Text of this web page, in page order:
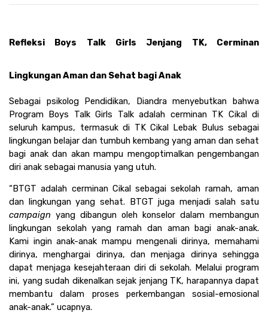
Refleksi Boys Talk Girls Jenjang TK, Cerminan
Lingkungan Aman dan Sehat bagi Anak
Sebagai psikolog Pendidikan, Diandra menyebutkan bahwa
Program Boys Talk Girls Talk adalah cerminan TK Cikal di
seluruh kampus, termasuk di TK Cikal Lebak Bulus sebagai
lingkungan belajar dan tumbuh kembang yang aman dan sehat
bagi anak dan akan mampu mengoptimalkan pengembangan
diri anak sebagai manusia yang utuh.
“BTGT adalah cerminan Cikal sebagai sekolah ramah, aman
campaign yang dibangun oleh konselor dalam membangun
lingkungan sekolah yang ramah dan aman bagi anak-anak.
Kami ingin anak-anak mampu mengenali dirinya, memahami
dirinya, menghargai dirinya, dan menjaga dirinya sehingga
dapat menjaga kesejahteraan diri di sekolah. Melalui program
ini, yang sudah dikenalkan sejak jenjang TK, harapannya dapat
membantu dalam proses perkembangan sosial-emosional
anak-anak.” ucapnya.